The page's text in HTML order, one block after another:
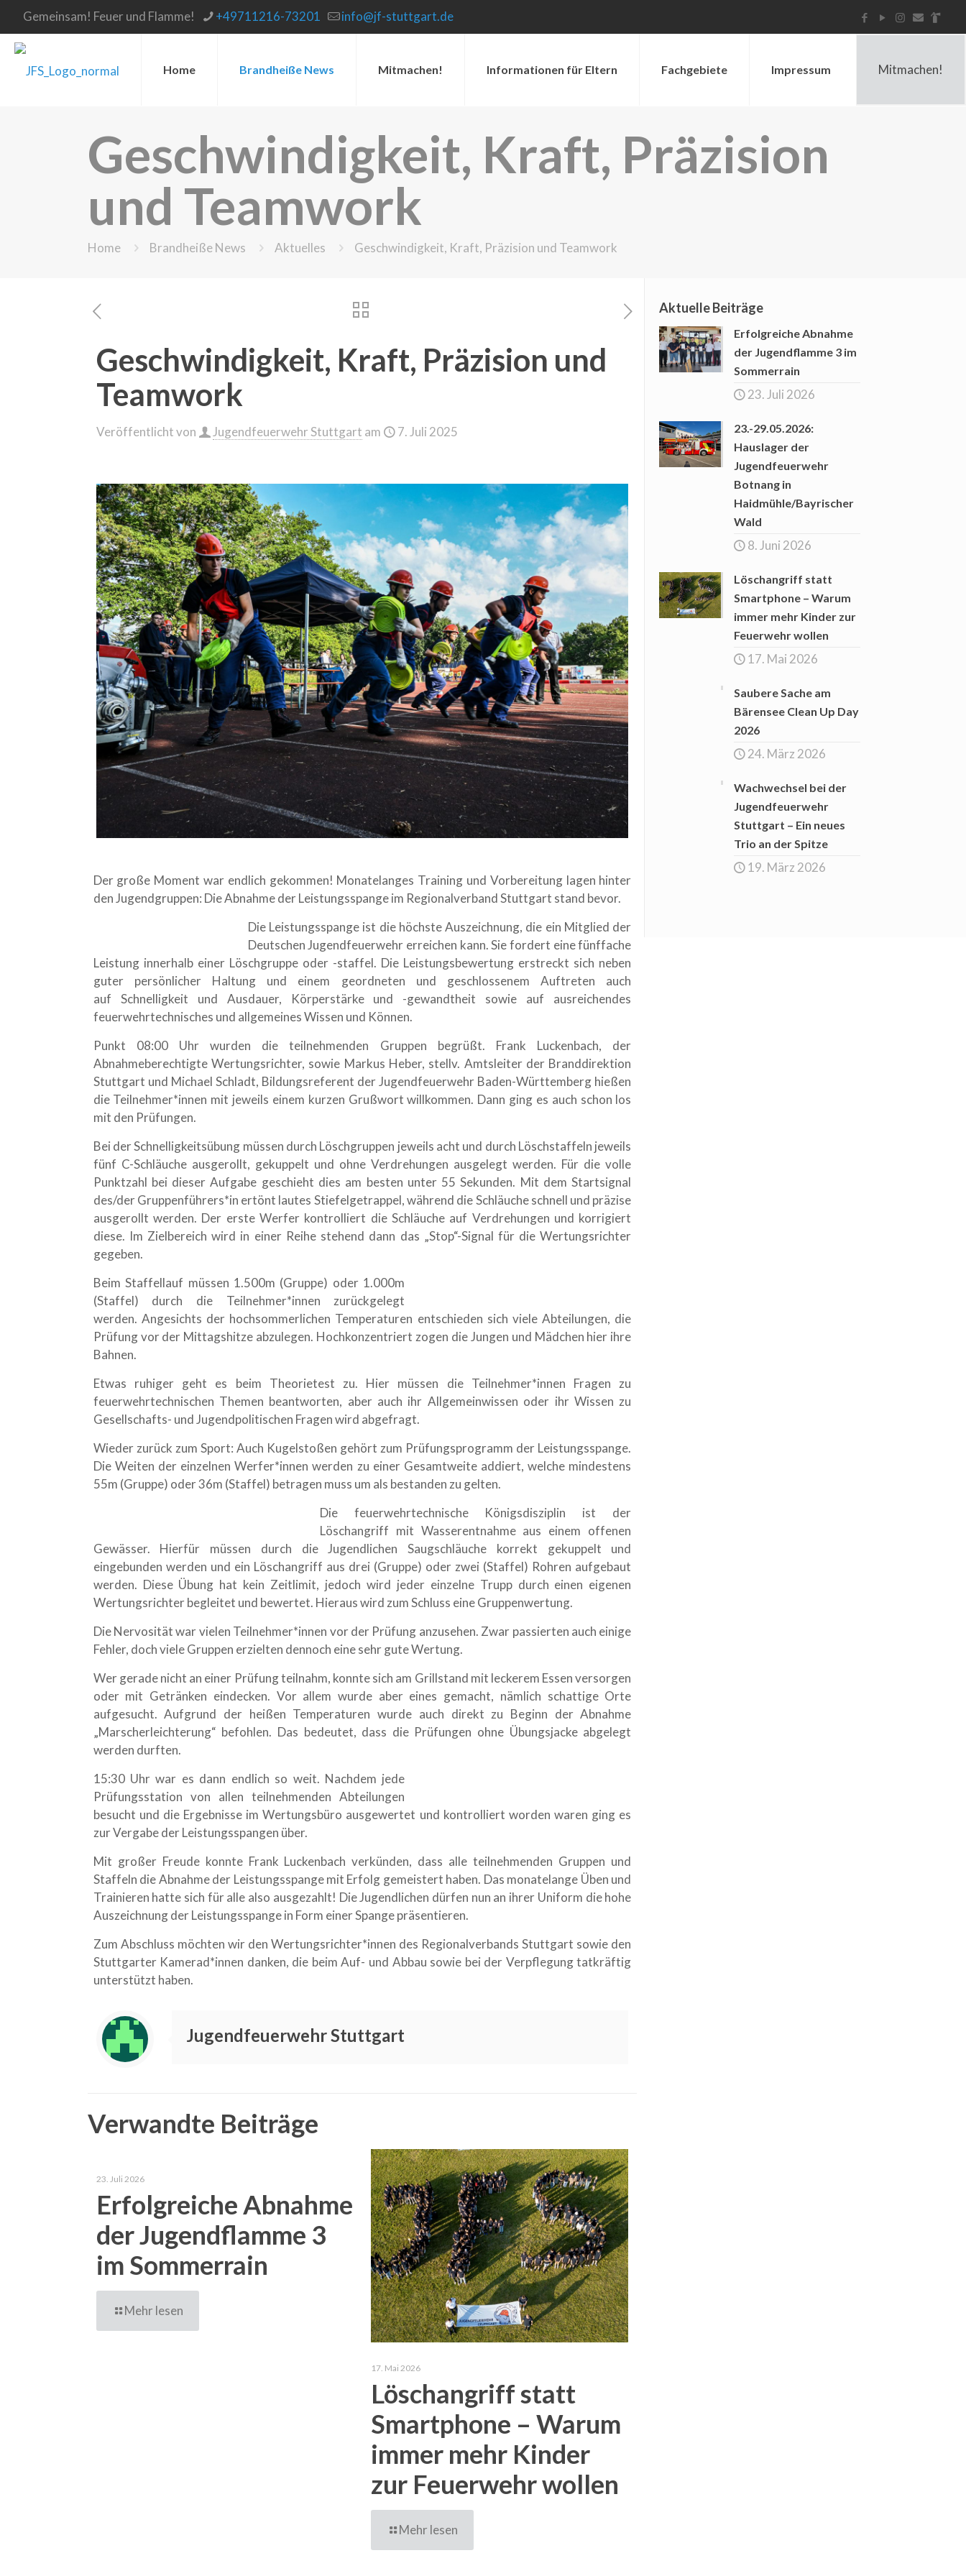
Gemeinsam! Feuer und Flamme! +49711216-73201 info@jf-stuttgart.de
Home Brandheiße News Mitmachen! Informationen für Eltern Fachgebiete Impressum Mitmachen!
Geschwindigkeit, Kraft, Präzision
und Teamwork
Home Brandheiße News Aktuelles Geschwindigkeit, Kraft, Präzision und Teamwork
Geschwindigkeit, Kraft, Präzision und
Teamwork
Veröffentlicht von Jugendfeuerwehr Stuttgart am 7. Juli 2025
Der große Moment war endlich gekommen! Monatelanges Training und Vorbereitung lagen hinter
den Jugendgruppen: Die Abnahme der Leistungsspange im Regionalverband Stuttgart stand bevor.
Die Leistungsspange ist die höchste Auszeichnung, die ein Mitglied der
Deutschen Jugendfeuerwehr erreichen kann. Sie fordert eine fünffache
Leistung innerhalb einer Löschgruppe oder -staffel. Die Leistungsbewertung erstreckt sich neben
guter persönlicher Haltung und einem geordneten und geschlossenem Auftreten auch
auf Schnelligkeit und Ausdauer, Körperstärke und -gewandtheit sowie auf ausreichendes
feuerwehrtechnisches und allgemeines Wissen und Können.
Punkt 08:00 Uhr wurden die teilnehmenden Gruppen begrüßt. Frank Luckenbach, der
Abnahmeberechtigte Wertungsrichter, sowie Markus Heber, stellv. Amtsleiter der Branddirektion
Stuttgart und Michael Schladt, Bildungsreferent der Jugendfeuerwehr Baden-Württemberg hießen
die Teilnehmer*innen mit jeweils einem kurzen Grußwort willkommen. Dann ging es auch schon los
mit den Prüfungen.
Bei der Schnelligkeitsübung müssen durch Löschgruppen jeweils acht und durch Löschstaffeln jeweils
fünf C-Schläuche ausgerollt, gekuppelt und ohne Verdrehungen ausgelegt werden. Für die volle
Punktzahl bei dieser Aufgabe geschieht dies am besten unter 55 Sekunden. Mit dem Startsignal
des/der Gruppenführers*in ertönt lautes Stiefelgetrappel, während die Schläuche schnell und präzise
ausgerollt werden. Der erste Werfer kontrolliert die Schläuche auf Verdrehungen und korrigiert
diese. Im Zielbereich wird in einer Reihe stehend dann das „Stop“-Signal für die Wertungsrichter
gegeben.
Beim Staffellauf müssen 1.500m (Gruppe) oder 1.000m
(Staffel) durch die Teilnehmer*innen zurückgelegt
werden. Angesichts der hochsommerlichen Temperaturen entschieden sich viele Abteilungen, die
Prüfung vor der Mittagshitze abzulegen. Hochkonzentriert zogen die Jungen und Mädchen hier ihre
Bahnen.
Etwas ruhiger geht es beim Theorietest zu. Hier müssen die Teilnehmer*innen Fragen zu
feuerwehrtechnischen Themen beantworten, aber auch ihr Allgemeinwissen oder ihr Wissen zu
Gesellschafts- und Jugendpolitischen Fragen wird abgefragt.
Wieder zurück zum Sport: Auch Kugelstoßen gehört zum Prüfungsprogramm der Leistungsspange.
Die Weiten der einzelnen Werfer*innen werden zu einer Gesamtweite addiert, welche mindestens
55m (Gruppe) oder 36m (Staffel) betragen muss um als bestanden zu gelten.
Die feuerwehrtechnische Königsdisziplin ist der
Löschangriff mit Wasserentnahme aus einem offenen
Gewässer. Hierfür müssen durch die Jugendlichen Saugschläuche korrekt gekuppelt und
eingebunden werden und ein Löschangriff aus drei (Gruppe) oder zwei (Staffel) Rohren aufgebaut
werden. Diese Übung hat kein Zeitlimit, jedoch wird jeder einzelne Trupp durch einen eigenen
Wertungsrichter begleitet und bewertet. Hieraus wird zum Schluss eine Gruppenwertung.
Die Nervosität war vielen Teilnehmer*innen vor der Prüfung anzusehen. Zwar passierten auch einige
Fehler, doch viele Gruppen erzielten dennoch eine sehr gute Wertung.
Wer gerade nicht an einer Prüfung teilnahm, konnte sich am Grillstand mit leckerem Essen versorgen
oder mit Getränken eindecken. Vor allem wurde aber eines gemacht, nämlich schattige Orte
aufgesucht. Aufgrund der heißen Temperaturen wurde auch direkt zu Beginn der Abnahme
„Marscherleichterung“ befohlen. Das bedeutet, dass die Prüfungen ohne Übungsjacke abgelegt
werden durften.
15:30 Uhr war es dann endlich so weit. Nachdem jede
Prüfungsstation von allen teilnehmenden Abteilungen
besucht und die Ergebnisse im Wertungsbüro ausgewertet und kontrolliert worden waren ging es
zur Vergabe der Leistungsspangen über.
Mit großer Freude konnte Frank Luckenbach verkünden, dass alle teilnehmenden Gruppen und
Staffeln die Abnahme der Leistungsspange mit Erfolg gemeistert haben. Das monatelange Üben und
Trainieren hatte sich für alle also ausgezahlt! Die Jugendlichen dürfen nun an ihrer Uniform die hohe
Auszeichnung der Leistungsspange in Form einer Spange präsentieren.
Zum Abschluss möchten wir den Wertungsrichter*innen des Regionalverbands Stuttgart sowie den
Stuttgarter Kamerad*innen danken, die beim Auf- und Abbau sowie bei der Verpflegung tatkräftig
unterstützt haben.
Jugendfeuerwehr Stuttgart
Verwandte Beiträge
23. Juli 2026
Erfolgreiche Abnahme
der Jugendflamme 3
im Sommerrain
Mehr lesen
17. Mai 2026
Löschangriff statt
Smartphone – Warum
immer mehr Kinder
zur Feuerwehr wollen
Mehr lesen
Aktuelle Beiträge
Erfolgreiche Abnahme
der Jugendflamme 3 im
Sommerrain
23. Juli 2026
23.-29.05.2026:
Hauslager der
Jugendfeuerwehr
Botnang in
Haidmühle/Bayrischer
Wald
8. Juni 2026
Löschangriff statt
Smartphone – Warum
immer mehr Kinder zur
Feuerwehr wollen
17. Mai 2026
Saubere Sache am
Bärensee Clean Up Day
2026
24. März 2026
Wachwechsel bei der
Jugendfeuerwehr
Stuttgart – Ein neues
Trio an der Spitze
19. März 2026